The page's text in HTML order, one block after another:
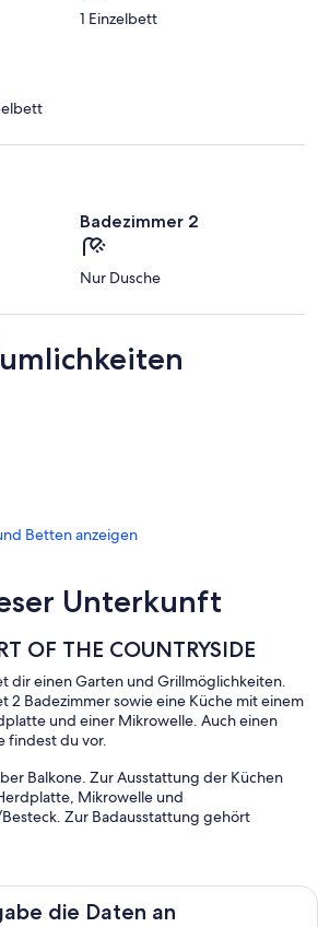
1 Einzelbett
Badezimmer 2
Nur Dusche
Betten anzeigen
Unterkunft
OF THE COUNTRYSIDE
dir einen Garten und Grillmöglichkeiten.
2 Badezimmer sowie eine Küche mit einem
und einer Mikrowelle. Auch einen
findest du vor.
Balkone. Zur Ausstattung der Küchen
Mikrowelle und
Zur Badausstattung gehört
die Daten an